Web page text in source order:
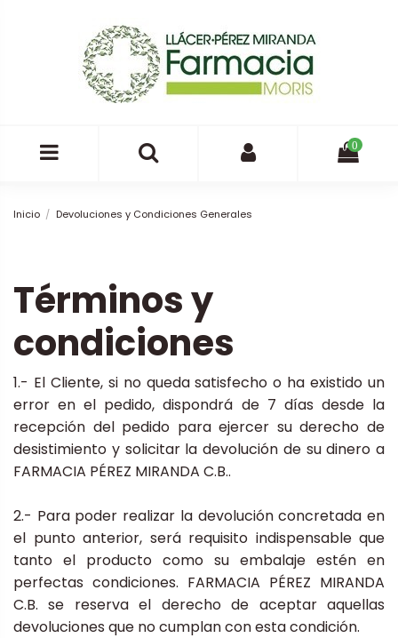
0
Inicio Devoluciones y Condiciones Generales
Términos y
condiciones
1.- El Cliente, si no queda satisfecho o ha existido un
error en el pedido, dispondrá de 7 días desde la
recepción del pedido para ejercer su derecho de
desistimiento y solicitar la devolución de su dinero a
FARMACIA PÉREZ MIRANDA C.B..
2.- Para poder realizar la devolución concretada en
el punto anterior, será requisito indispensable que
tanto el producto como su embalaje estén en
perfectas condiciones. FARMACIA PÉREZ MIRANDA
C.B. se reserva el derecho de aceptar aquellas
devoluciones que no cumplan con esta condición.